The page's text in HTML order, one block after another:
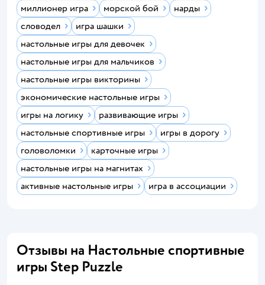
миллионер игра морской бой
нарды
словодел
игра шашки
настольные игры для девочек
настольные игры для мальчиков
настольные игры викторины
экономические настольные игры
игры на логику
развивающие игры
настольные спортивные игры
игры в дорогу
головоломки
карточные игры
настольные игры на магнитах
активные настольные игры
игра в ассоциации
Отзывы на Настольные спортивные
игры Step Puzzle